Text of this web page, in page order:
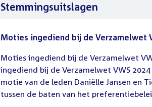
Stemmingsuitslagen
Moties ingediend bij de Verzamelwet
Moties ingediend bij de Verzamelwet
ingediend bij de Verzamelwet VWS
motie van de leden Daniëlle Jansen en
tussen de baten van het